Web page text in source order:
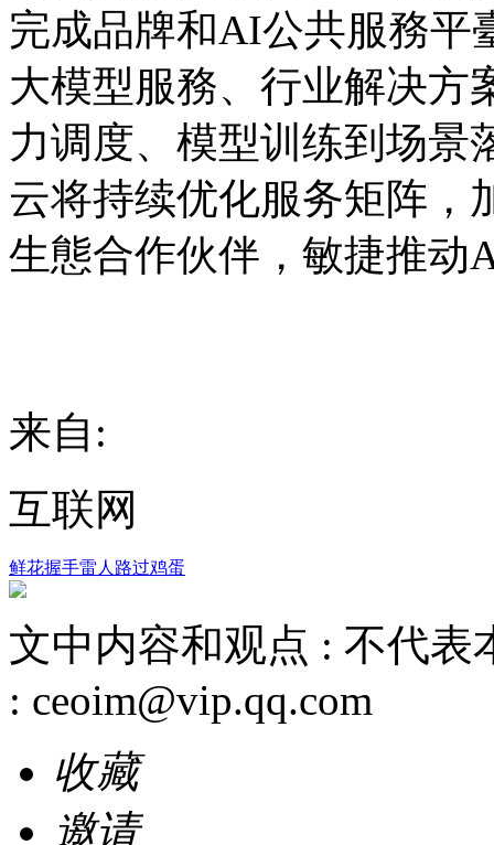
完成品牌和AI公共服務平
大模型服務、行业解决方
力调度、模型训练到场景
云将持续优化服务矩阵，
生態合作伙伴，敏捷推动
来自:
互联网
鲜花握手雷人 路过鸡蛋
文中内容和观点 : 不代表
: ceoim@vip.qq.com
收藏
邀请